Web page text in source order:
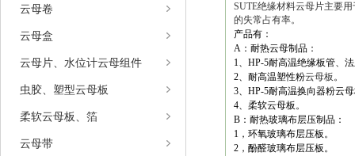
云母卷
云母盒
云母片、水位计云母组件
虫胶、塑型云母板
柔软云母板、箔
云母带
SUTE绝缘材料云母片主要
的失常占有率。
产品有：
A：耐热云母制品：
1、HP-5耐高温绝缘板管、
2、耐高温塑性粉云母板。
3、HP-5耐高温换向器粉云
4、柔软云母板。
B：耐热玻璃布层压制品：
1，环氧玻璃布层压板。
2，酚醛玻璃布层压板。